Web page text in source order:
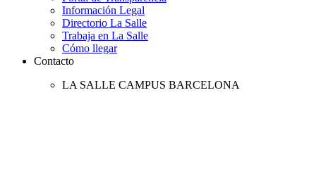
Información Legal
Directorio La Salle
Trabaja en La Salle
Cómo llegar
Contacto
LA SALLE CAMPUS BARCELONA